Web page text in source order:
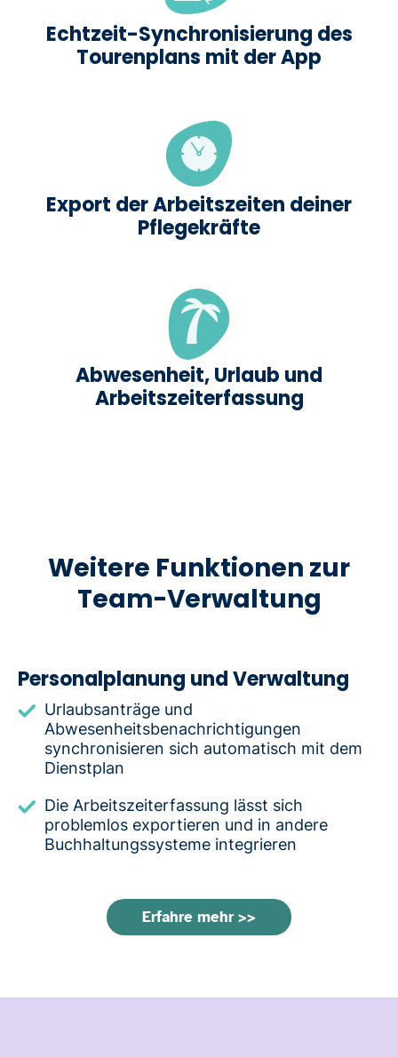
Echtzeit-Synchronisierung des
Tourenplans mit der App
Export der Arbeitszeiten deiner
Pflegekräfte
Abwesenheit, Urlaub und
Arbeitszeiterfassung
Weitere Funktionen zur
Team-Verwaltung
Personalplanung und Verwaltung
Urlaubsanträge und
Abwesenheitsbenachrichtigungen
synchronisieren sich automatisch mit dem
Dienstplan
Die Arbeitszeiterfassung lässt sich
problemlos exportieren und in andere
Buchhaltungssysteme integrieren
Erfahre mehr >>